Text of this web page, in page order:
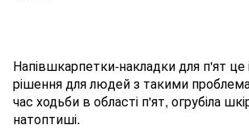
Напівшкарпетки-накладки для п'ят це
рішення для людей з такими
час ходьби в області п'ят, огрубіла
натоптиші.